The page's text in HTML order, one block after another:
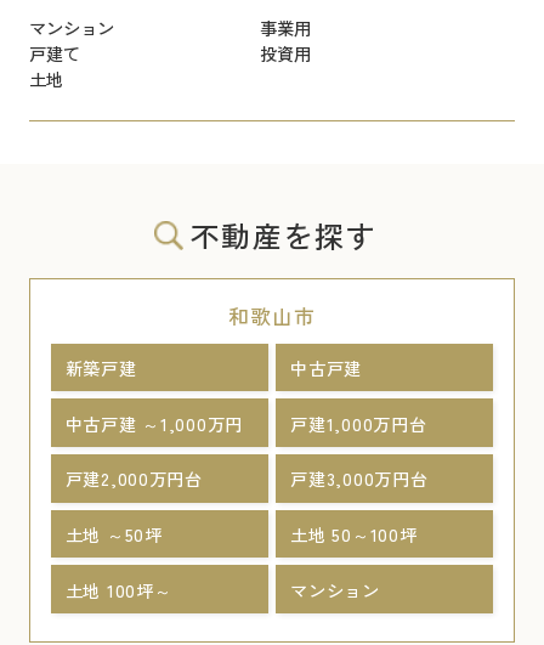
マンション
事業用
戸建て
投資用
土地
不動産を探す
和歌山市
新築戸建 中古戸建
中古戸建 ～1,000万円 戸建1,000万円台
戸建2,000万円台 戸建3,000万円台
土地 ～50坪 土地 50～100坪
土地 100坪～ マンション